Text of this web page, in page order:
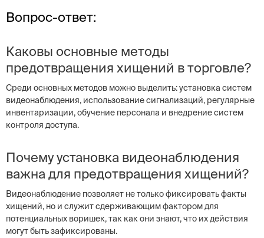
Вопрос-ответ:
Каковы основные методы
предотвращения хищений в торговле?
Среди основных методов можно выделить: установка систем
видеонаблюдения, использование сигнализаций, регулярные
инвентаризации, обучение персонала и внедрение систем
контроля доступа.
Почему установка видеонаблюдения
важна для предотвращения хищений?
Видеонаблюдение позволяет не только фиксировать факты
хищений, но и служит сдерживающим фактором для
потенциальных воришек, так как они знают, что их действия
могут быть зафиксированы.